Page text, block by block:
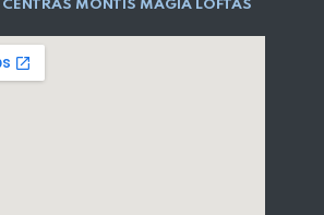
MONTIS MAGIA LOFTAS